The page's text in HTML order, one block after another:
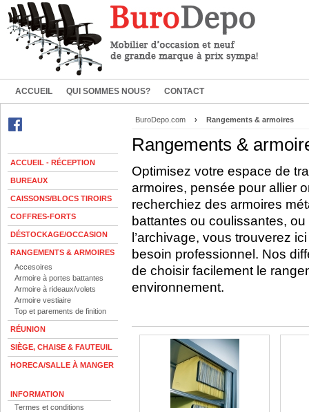
ACCUEIL QUI SOMMES NOUS? CONTACT
ACCUEIL - RÉCEPTION
BUREAUX
CAISSONS/BLOCS TIROIRS
COFFRES-FORTS
DÉSTOCKAGE/OCCASION
RANGEMENTS & ARMOIRES
Accesoires
Armoire à portes battantes
Armoire à rideaux/volets
Armoire vestiaire
Top et parements de finition
RÉUNION
SIÈGE, CHAISE & FAUTEUIL
HORECA/SALLE À MANGER
INFORMATION
Termes et conditions
BuroDepo.com › Rangements & armoires
Rangements &
Optimisez votre espace de
armoires, pensée pour allier
recherchiez des armoires
battantes ou coulissantes,
l’archivage, vous trouverez
besoin professionnel. Nos
de choisir facilement le
environnement.